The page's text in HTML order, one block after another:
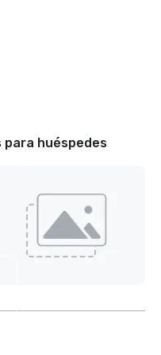
huéspedes